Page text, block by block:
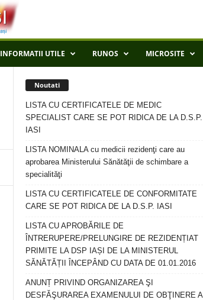
INFORMATII UTILE RUNOS MICROSITE
Noutati
LISTA CU CERTIFICATELE DE MEDIC
SPECIALIST CARE SE POT RIDICA DE LA D.S.P.
IASI
LISTA NOMINALA cu medicii rezidenţi care au
aprobarea Ministerului Sănătăţii de schimbare a
specialităţi
LISTA CU CERTIFICATELE DE CONFORMITATE
CARE SE POT RIDICA DE LA D.S.P. IASI
LISTA CU APROBĂRILE DE
ÎNTRERUPERE/PRELUNGIRE DE REZIDENȚIAT
PRIMITE LA DSP IAȘI DE LA MINISTERUL
SĂNĂTĂȚII ÎNCEPÂND CU DATA DE 01.01.2016
ANUNȚ PRIVIND ORGANIZAREA ŞI
DESFĂŞURAREA EXAMENULUI DE OBŢINERE A